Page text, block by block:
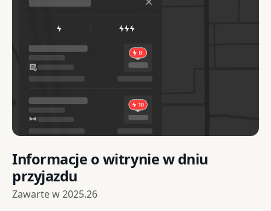
Informacje o witrynie w dniu
przyjazdu
Zawarte w2025.26